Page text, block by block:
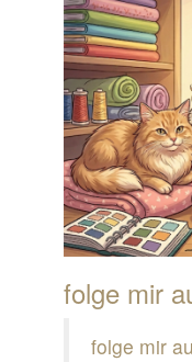
folge mir
folge mir